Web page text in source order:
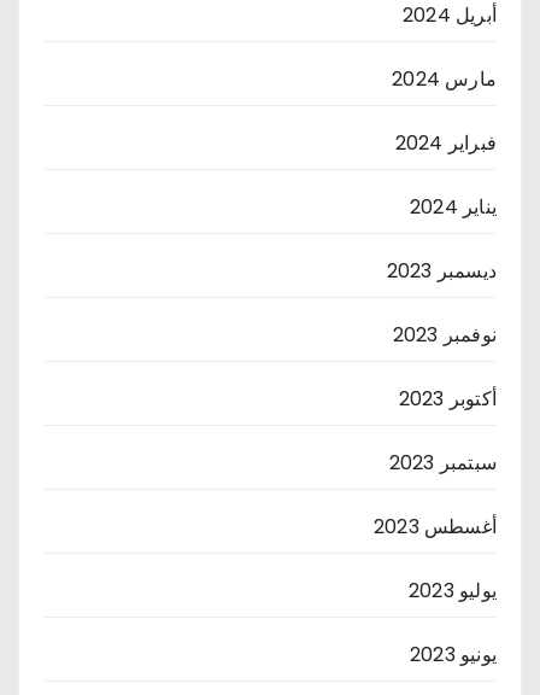
أبريل 2024
مارس 2024
فبراير 2024
يناير 2024
ديسمبر 2023
نوفمبر 2023
أكتوبر 2023
سبتمبر 2023
أغسطس 2023
يوليو 2023
يونيو 2023